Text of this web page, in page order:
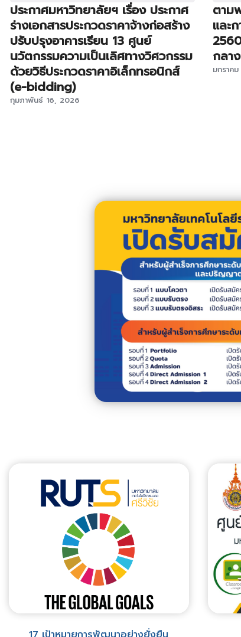
ประกาศมหาวิทยาลัยฯ เรื่อง ประกาศ
ร่างเอกสารประกวดราคาจ้างก่อสร้าง
ปรับปรุงอาคารเรียน 13 ศูนย์
นวัตกรรมความเป็นเลิศทางวิศวกรรม
ด้วยวิธีประกวดราคาอิเล็กทรอนิกส์
(e-bidding)
กุมภาพันธ์ 16, 2026
ตาม
และ
กลา
มกราค